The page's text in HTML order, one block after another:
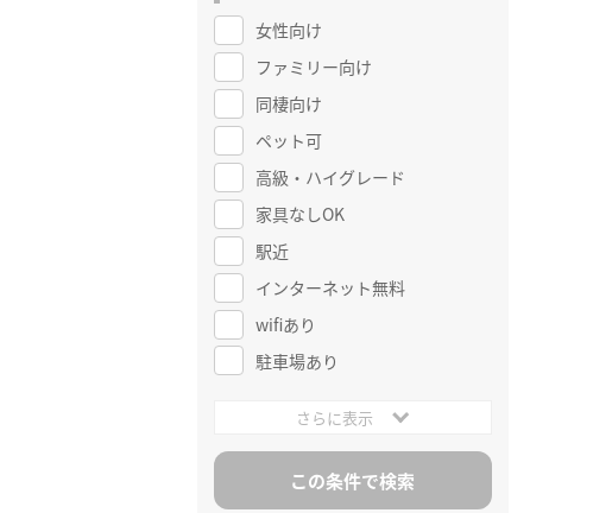
女性向け
ファミリー向け
同棲向け
ペット可
高級・ハイグレード
家具なしOK
駅近
インターネット無料
wifiあり
駐車場あり
さらに表示